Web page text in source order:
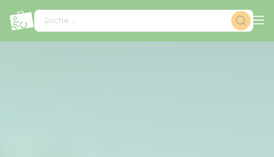
Suche...
Cookie-Einstellungen